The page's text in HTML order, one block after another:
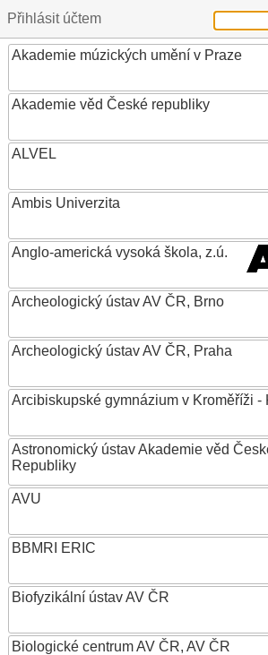
Přihlásit účtem
Akademie múzických umění v Praze
Akademie věd České republiky
ALVEL
Ambis Univerzita
Anglo-americká vysoká škola, z.ú.
Archeologický ústav AV ČR, Brno
Archeologický ústav AV ČR, Praha
Arcibiskupské gymnázium v Kroměříži -
Astronomický ústav Akademie věd
Republiky
AVU
BBMRI ERIC
Biofyzikální ústav AV ČR
Biologické centrum AV ČR, AV ČR